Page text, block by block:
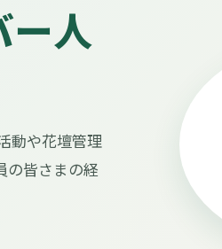
ー人
動や花壇管理
の皆さまの経